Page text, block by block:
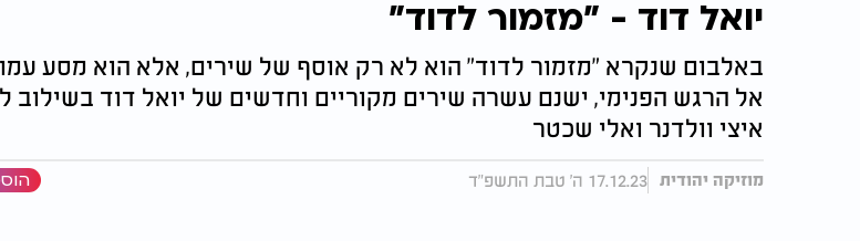
יואל דוד - "מזמור לדוד"
באלבום שנקרא "מזמור לדוד" הוא לא רק אוסף של שירים, אלא הוא מסע
אל הרגש הפנימי, ישנם עשרה שירים מקוריים וחדשים של יואל דוד בשילוב
איצי וולדנר ואלי שכטר
מוזיקה יהודית 17.12.23 ה' טבת התשפ"ד